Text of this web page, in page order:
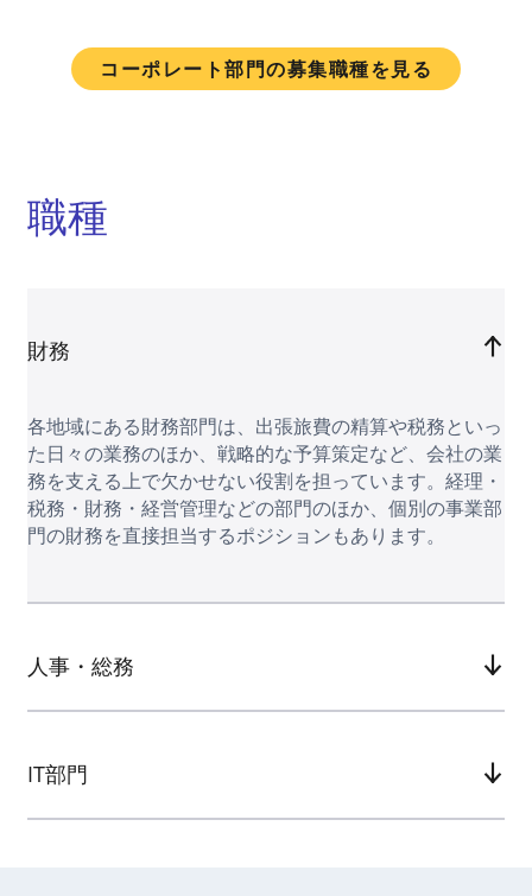
コーポレート部門の募集職種を見る
職種
財務
各地域にある財務部門は、出張旅費の精算や税務といっ
た日々の業務のほか、戦略的な予算策定など、会社の業
務を支える上で欠かせない役割を担っています。経理・
税務・財務・経営管理などの部門のほか、個別の事業部
門の財務を直接担当するポジションもあります。
人事・総務
IT部門